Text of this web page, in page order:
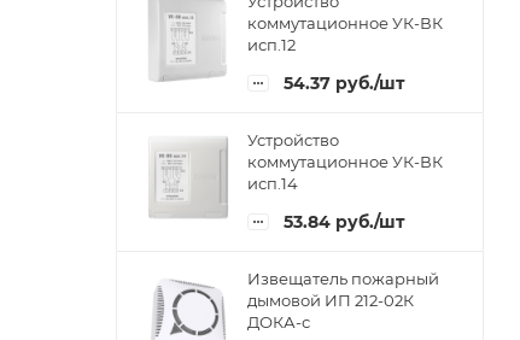
коммутационное УК-ВК
исп.12
54.37 руб./шт
Устройство
коммутационное УК-ВК
исп.14
53.84 руб./шт
Извещатель пожарный
дымовой ИП 212-02К
ДОКА-с